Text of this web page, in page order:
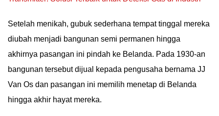
Setelah menikah, gubuk sederhana tempat tinggal mereka
diubah menjadi bangunan semi permanen hingga
akhirnya pasangan ini pindah ke Belanda. Pada 1930-an
bangunan tersebut dijual kepada pengusaha bernama JJ
Van Os dan pasangan ini memilih menetap di Belanda
hingga akhir hayat mereka.